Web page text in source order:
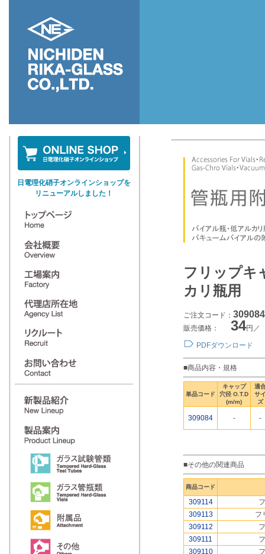
フリップキ
カリ瓶用
ご注文コード： 309084
販売価格： 34円／
PDFダウンロード
■商品内容・規格
単品コード
キャップ
穴径 O.T.D
(m/m)
適
サ
ズ
309084 - -
■その他の関連商品
商品コード
309114
309113
フ
309112
309111
309110
日電理化硝子オンラインショップを
リニューアルしました！